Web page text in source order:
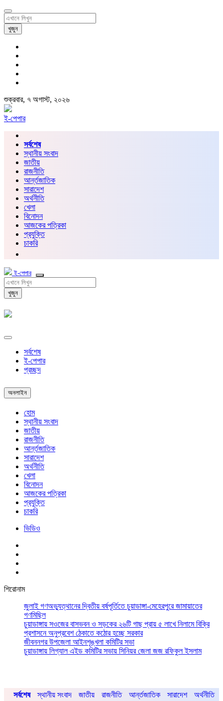
খুজুন
শুক্রবার, ৭ অগাস্ট, ২০২৬
ই-পেপার
সর্বশেষ
স্থানীয় সংবাদ
জাতীয়
রাজনীতি
আর্ন্তজাতিক
সারাদেশ
অর্থনীতি
খেলা
বিনোদন
আজকের পত্রিকা
প্রযুক্তি
চাকরি
ই-পেপার
খুজুন
সর্বশেষ
ই-পেপার
প্রচ্ছদ
অনলাইন
হোম
স্থানীয় সংবাদ
জাতীয়
রাজনীতি
আর্ন্তজাতিক
সারাদেশ
অর্থনীতি
খেলা
বিনোদন
আজকের পত্রিকা
প্রযুক্তি
চাকরি
ভিডিও
শিরোনাম
জুলাই গণঅভ্যুত্থানের দ্বিতীয় বর্ষপূর্তিতে চুয়াডাঙ্গা-মেহেরপুরে জামায়াতের
গণমিছিল
চুয়াডাঙ্গায় সওজের বাসভবন ও সড়কের ২৬টি গাছ প্রায় ৫ লাখে নিলামে বিক্রি
প্রশাসনে অনুপ্রবেশ ঠেকাতে কঠোর হচ্ছে সরকার
জীবননগর উপজেলা আইনশৃঙ্খলা কমিটির সভা
চুয়াডাঙ্গায় লিগ্যাল এইড কমিটির সভায় সিনিয়র জেলা জজ রফিকুল ইসলাম
সর্বশেষ স্থানীয় সংবাদ জাতীয় রাজনীতি আর্ন্তজাতিক সারাদেশ অর্থনীতি